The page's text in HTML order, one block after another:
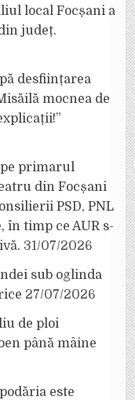
local Focșani a
județ.
desființarea
mocnea de
primarul
din Focșani
PSD, PNL
în timp ce AUR s-
31/07/2026
sub oglinda
27/07/2026
de ploi
până mâine
este